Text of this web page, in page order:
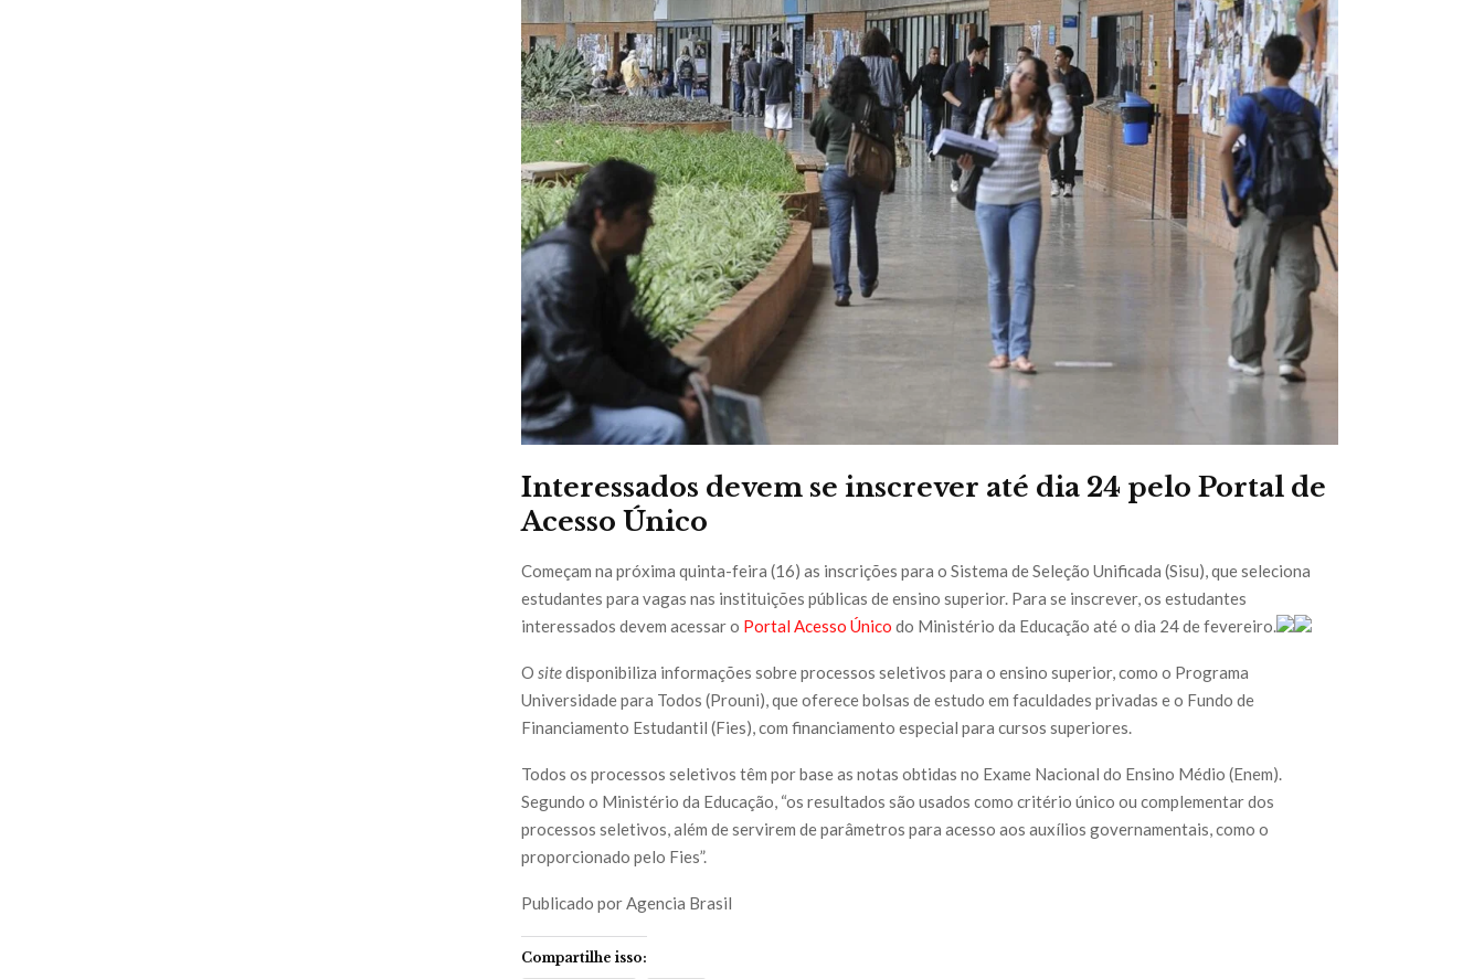
Interessados devem se inscrever até dia 24 pelo Portal de
Acesso Único
Começam na próxima quinta-feira (16) as inscrições para o Sistema de Seleção Unificada (Sisu), que seleciona
estudantes para vagas nas instituições públicas de ensino superior. Para se inscrever, os estudantes
interessados devem acessar o Portal Acesso Único do Ministério da Educação até o dia 24 de fevereiro.
O sitedisponibiliza informações sobre processos seletivos para o ensino superior, como o Programa
Universidade para Todos (Prouni), que oferece bolsas de estudo em faculdades privadas e o Fundo de
Financiamento Estudantil (Fies), com financiamento especial para cursos superiores.
Todos os processos seletivos têm por base as notas obtidas no Exame Nacional do Ensino Médio (Enem).
Segundo o Ministério da Educação, “os resultados são usados como critério único ou complementar dos
processos seletivos, além de servirem de parâmetros para acesso aos auxílios governamentais, como o
proporcionado pelo Fies”.
Publicado por Agencia Brasil
Compartilhe isso: